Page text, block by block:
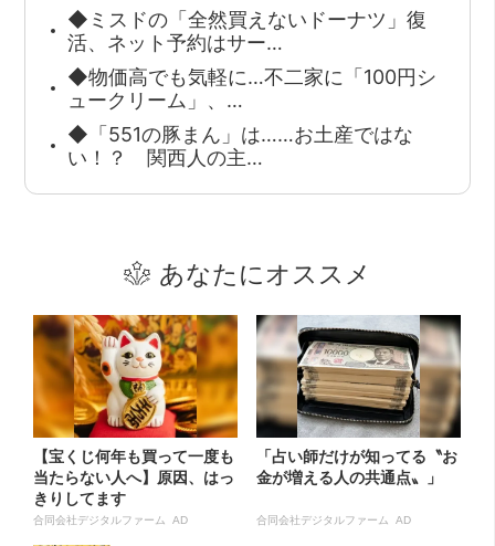
◆ミスドの「全然買えないドーナツ」復
活、ネット予約はサー…
◆物価高でも気軽に…不二家に「100円シ
ュークリーム」、…
◆「551の豚まん」は……お土産ではな
い！？ 関西人の主…
あなたにオススメ
【宝くじ何年も買って一度も
当たらない人へ】原因、はっ
きりしてます
合同会社デジタルファーム AD
「占い師だけが知ってる〝お
金が増える人の共通点〟」
合同会社デジタルファーム AD